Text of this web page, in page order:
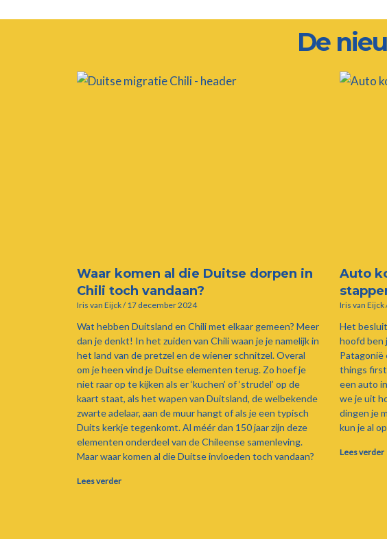
De
Waar komen al die Duitse dorpen in
Chili toch vandaan?
Iris van Eijck 17 december 2024
Wat hebben Duitsland en Chili met elkaar gemeen? Meer
dan je denkt! In het zuiden van Chili waan je je namelijk in
het land van de pretzel en de wiener schnitzel. Overal
om je heen vind je Duitse elementen terug. Zo hoef je
niet raar op te kijken als er ‘kuchen’ of ‘strudel’ op de
kaart staat, als het wapen van Duitsland, de welbekende
zwarte adelaar, aan de muur hangt of als je een typisch
Duits kerkje tegenkomt. Al méér dan 150 jaar zijn deze
elementen onderdeel van de Chileense samenleving.
Maar waar komen al die Duitse invloeden toch vandaan?
Lees verder
Auto
Iris van Eijck
Het
hoofd ben
Patagonië
things
een auto
we je uit
dingen je
kun je al
Lees verder